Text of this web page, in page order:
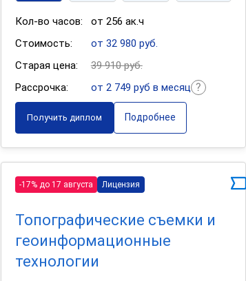
Кол-во часов:
от 256 ак.ч
Стоимость:
от 32 980 руб.
Старая цена:
39 910 руб.
Рассрочка:
от 2 749 руб в месяц
Получить диплом Подробнее
-17% до 17 августа Лицензия
Топографические съемки и
геоинформационные
технологии